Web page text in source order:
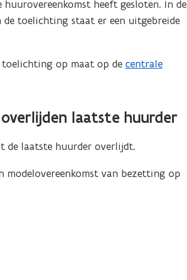
heeft gesloten. In de
de toelichting staat er een uitgebreide
toelichting op maat op decentrale
laatste huurder
de laatste huurder overlijdt.
modelovereenkomst van bezetting op